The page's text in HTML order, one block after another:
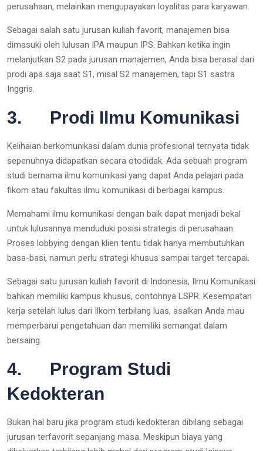
perusahaan, melainkan mengupayakan loyalitas para karyawan.
Sebagai salah satu jurusan kuliah favorit, manajemen bisa
dimasuki oleh lulusan IPA maupun IPS. Bahkan ketika ingin
melanjutkan S2 pada jurusan manajemen, Anda bisa berasal dari
prodi apa saja saat S1, misal S2 manajemen, tapi S1 sastra
Inggris.
3. Prodi Ilmu Komunikasi
Kelihaian berkomunikasi dalam dunia profesional ternyata tidak
sepenuhnya didapatkan secara otodidak. Ada sebuah program
studi bernama ilmu komunikasi yang dapat Anda pelajari pada
fikom atau fakultas ilmu komunikasi di berbagai kampus.
Memahami ilmu komunikasi dengan baik dapat menjadi bekal
untuk lulusannya menduduki posisi strategis di perusahaan.
Proses lobbying dengan klien tentu tidak hanya membutuhkan
basa-basi, namun perlu strategi khusus sampai target tercapai.
Sebagai satu jurusan kuliah favorit di Indonesia, Ilmu Komunikasi
bahkan memiliki kampus khusus, contohnya LSPR. Kesempatan
kerja setelah lulus dari Ilkom terbilang luas, asalkan Anda mau
memperbarui pengetahuan dan memiliki semangat dalam
bersaing.
4. Program Studi
Kedokteran
Bukan hal baru jika program studi kedokteran dibilang sebagai
jurusan terfavorit sepanjang masa. Meskipun biaya yang